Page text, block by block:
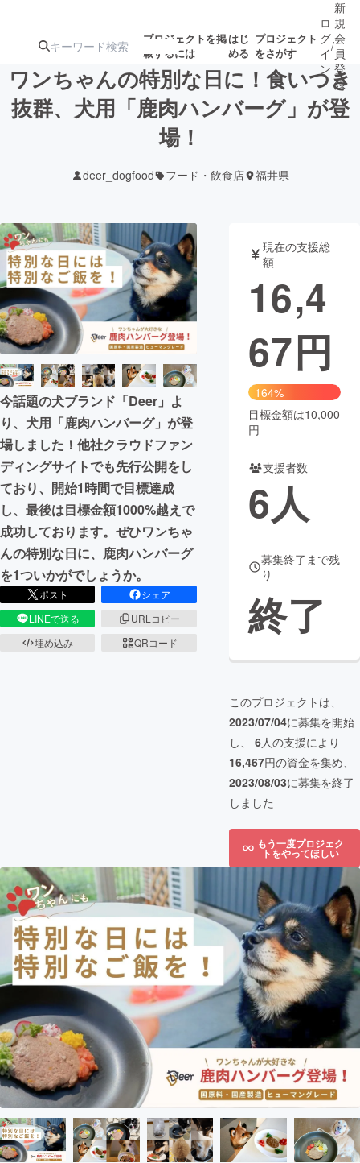
プロジェクトを掲
載するには
はじ
める
プロジェクト
をさがす
注目の新着プロ
テクノロジー・ガジェット
映像・映画 書籍・雑誌
ビジネス・起業 チャレンジ
まちづくり・地域活性化
CAMPFIRE for Social Good
CAMPFIRE Creation
CAMPFIREふるさと納税 machi-ya コミュニティ
ロ
グ
イ
ン
/
新
規
会
員
登
録
ワンちゃんの特別な日に！食いつき
抜群、犬用「鹿肉ハンバーグ」が登
場！
deer_dogfood フード・飲食店 福井県
今話題の犬ブランド「Deer」よ
り、犬用「鹿肉ハンバーグ」が登
場しました！他社クラウドファン
ディングサイトでも先行公開をし
ており、開始1時間で目標達成
し、最後は目標金額1000%越えで
成功しております。ぜひワンちゃ
んの特別な日に、鹿肉ハンバーグ
を1ついかがでしょうか。
ポスト
シェア
LINEで送る
URLコピー
埋め込み
QRコード
現在の支援総
額
16,4
67円
164%
目標金額は10,000
円
支援者数
6人
募集終了まで残
り
終了
このプロジェクトは、
2023/07/04に募集を開始
し、 6人の支援により
16,467円の資金を集め、
2023/08/03に募集を終了
しました
もう一度プロジェク
トをやってほしい